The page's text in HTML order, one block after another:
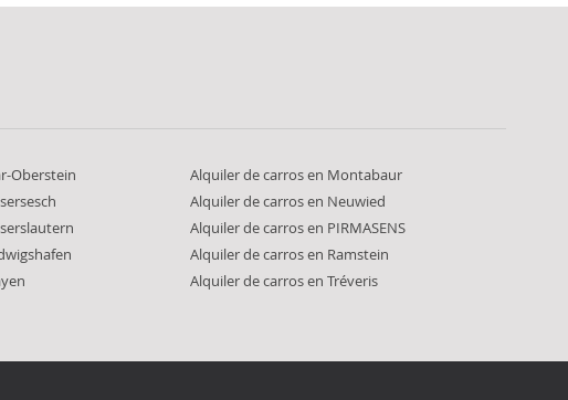
Oberstein
Alquiler de carros en Montabaur
Alquiler de carros en Neuwied
Alquiler de carros en PIRMASENS
Alquiler de carros en Ramstein
Alquiler de carros en Tréveris